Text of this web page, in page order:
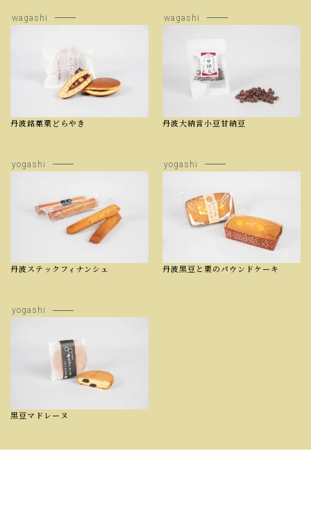
wagashi
丹波銘菓栗どらやき
wagashi
丹波大納言小豆甘納豆
yogashi
丹波ステックフィナンシェ
yogashi
丹波黒豆と栗のパウンドケーキ
yogashi
黒豆マドレーヌ